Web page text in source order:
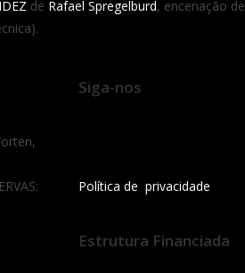
de Rafael Spregelburd, encenação de
Siga-nos
Política de privacidade
Estrutura Financiada